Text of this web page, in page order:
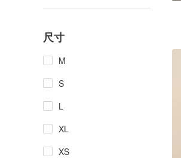
尺寸
M
S
L
XL
XS